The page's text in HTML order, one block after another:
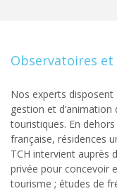
Observatoires
Nos experts disposent
gestion et
touristiques. En
française, résidences
TCH intervient auprès
privée pour concevoir
tourisme ; études de